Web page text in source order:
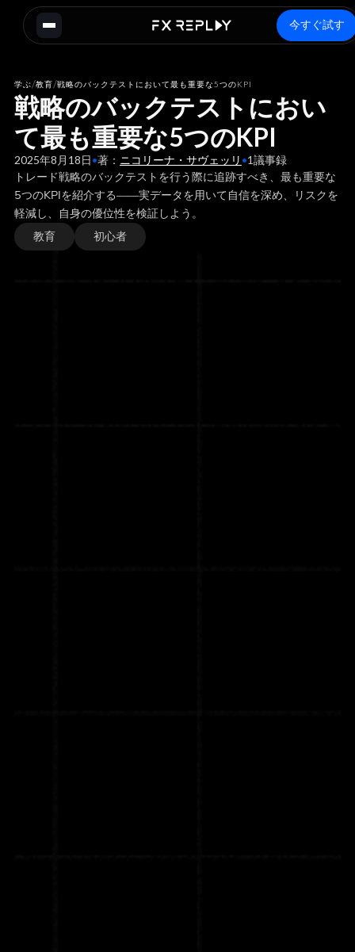
今すぐ試す
学ぶ/教育/戦略のバックテストにおいて最も重要な5つのKPI
戦略のバックテストにおい
て最も重要な5つのKPI
2025年8月18日•著： ニコリーナ・サヴェッリ •1議事録
トレード戦略のバックテストを行う際に追跡すべき、最も重要な
5つのKPIを紹介する――実データを用いて自信を深め、リスクを
軽減し、自身の優位性を検証しよう。
教育 初心者